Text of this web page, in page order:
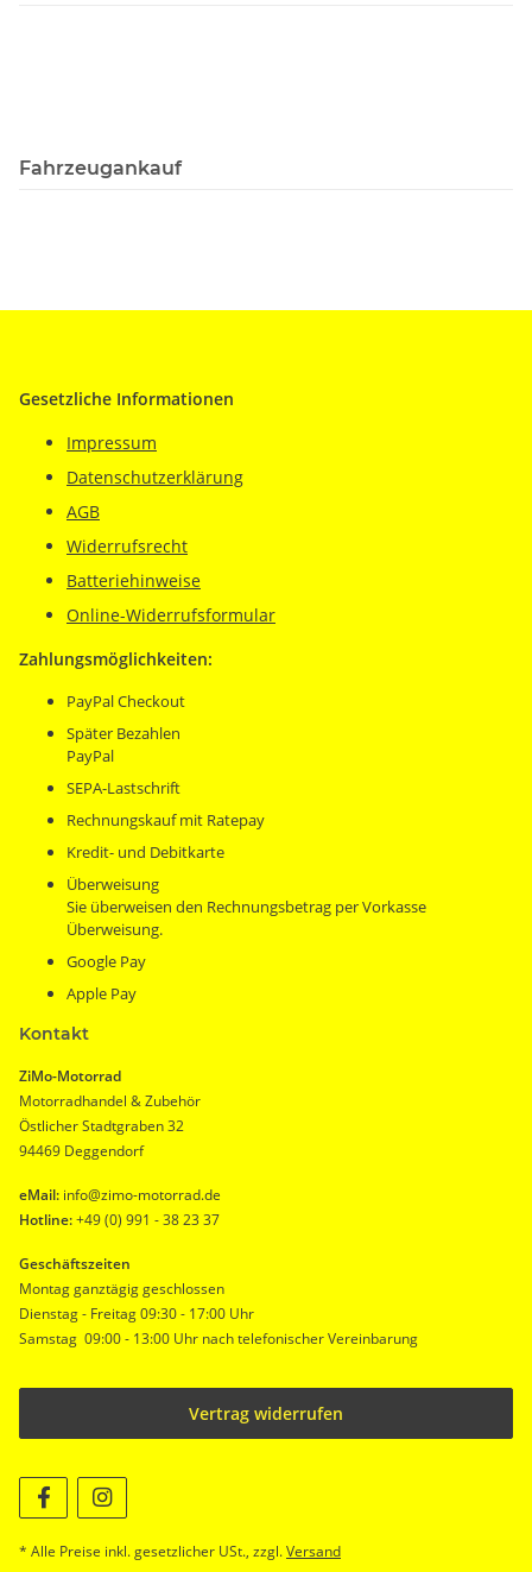
Fahrzeugankauf
Gesetzliche Informationen
Impressum
Datenschutzerklärung
AGB
Widerrufsrecht
Batteriehinweise
Online-Widerrufsformular
Zahlungsmöglichkeiten:
PayPal Checkout
Später Bezahlen
PayPal
SEPA-Lastschrift
Rechnungskauf mit Ratepay
Kredit- und Debitkarte
Überweisung
Sie überweisen den Rechnungsbetrag per Vorkasse
Überweisung.
Google Pay
Apple Pay
Kontakt
ZiMo-Motorrad
Motorradhandel & Zubehör
Östlicher Stadtgraben 32
94469 Deggendorf
eMail: info@zimo-motorrad.de
Hotline:+49 (0) 991 - 38 23 37
Geschäftszeiten
Montag ganztägig geschlossen
Dienstag - Freitag 09:30 - 17:00 Uhr
Samstag 09:00 - 13:00 Uhr nach telefonischer Vereinbarung
Vertrag widerrufen
* Alle Preise inkl. gesetzlicher USt., zzgl.Versand